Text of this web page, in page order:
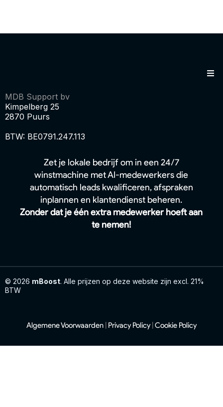
MDB Support bv
Kimpelberg 25
2870 Puurs
BTW: BE0791.247.113
Zet je lokale bedrijf om in een 24/7
winstmachine met AI-medewerkers die
automatisch leads kwalificeren, afspraken
inplannen en klantendienst beheren.
Zonder dat je één extra medewerker hoeft aan
te nemen!
© 2026 mBoost. Alle prijzen op deze website zijn excl. 21%
BTW
Algemene Voorwaarden Privacy Policy| Cookie Policy